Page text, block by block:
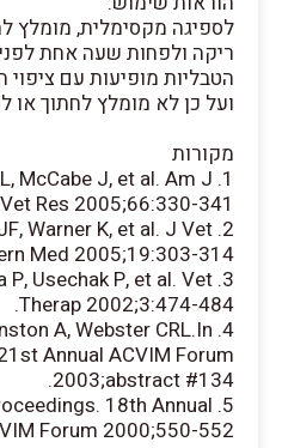
לספיגה מקסימלית, מומלץ
ריקה ולפחות שעה אחת
הטבליות מופיעות עם ציפוי
ועל כן לא מומלץ לחתוך או
מקורות
McCabe J, et al. Am J
Vet Res 2005;66:330-341.
Warner K, et al. J Vet
Med 2005;19:303-314.
P, Usechak P, et al. Vet
Therap 2002;3:474-484.
A, Webster CRL.In
Annual ACVIM Forum
2003;abstract #134.
18th Annual
Forum 2000;550-552.